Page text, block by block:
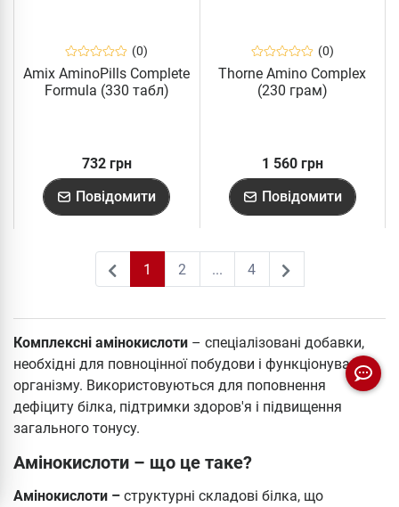
(0)
Amix AminoPills Complete
Formula (330 табл)
732 грн
Повідомити
(0)
Thorne Amino Complex
(230 грам)
1 560 грн
Повідомити
1 2 ... 4
Комплексні амінокислоти – спеціалізовані добавки,
необхідні для повноцінної побудови і функціонування
організму. Використовуються для поповнення
дефіциту білка, підтримки здоров'я і підвищення
загального тонусу.
Амінокислоти – що це таке?
Амінокислоти – структурні складові білка, що